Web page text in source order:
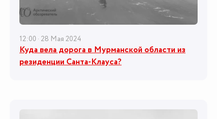
12:00 · 28 Мая 2024
Куда вела дорога в Мурманской области из
резиденции Санта-Клауса?